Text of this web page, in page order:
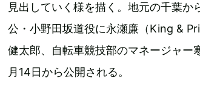
見出していく様を描く。地元の千葉
公・小野田坂道役に永瀬廉（King &
健太郎、自転車競技部のマネージャ
月14日から公開される。